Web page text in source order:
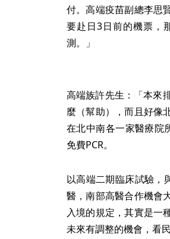
付。高端疫苗副總李思
要赴日3日前的機票，
測。」
高端族許先生：「本來
麼（幫助），而且好像
在北中南各一家醫療院
免費PCR。
以高端二期臨床試驗，
醫，南部高醫合作機會
入境的規定，其實是一
未來有調整的機會，看